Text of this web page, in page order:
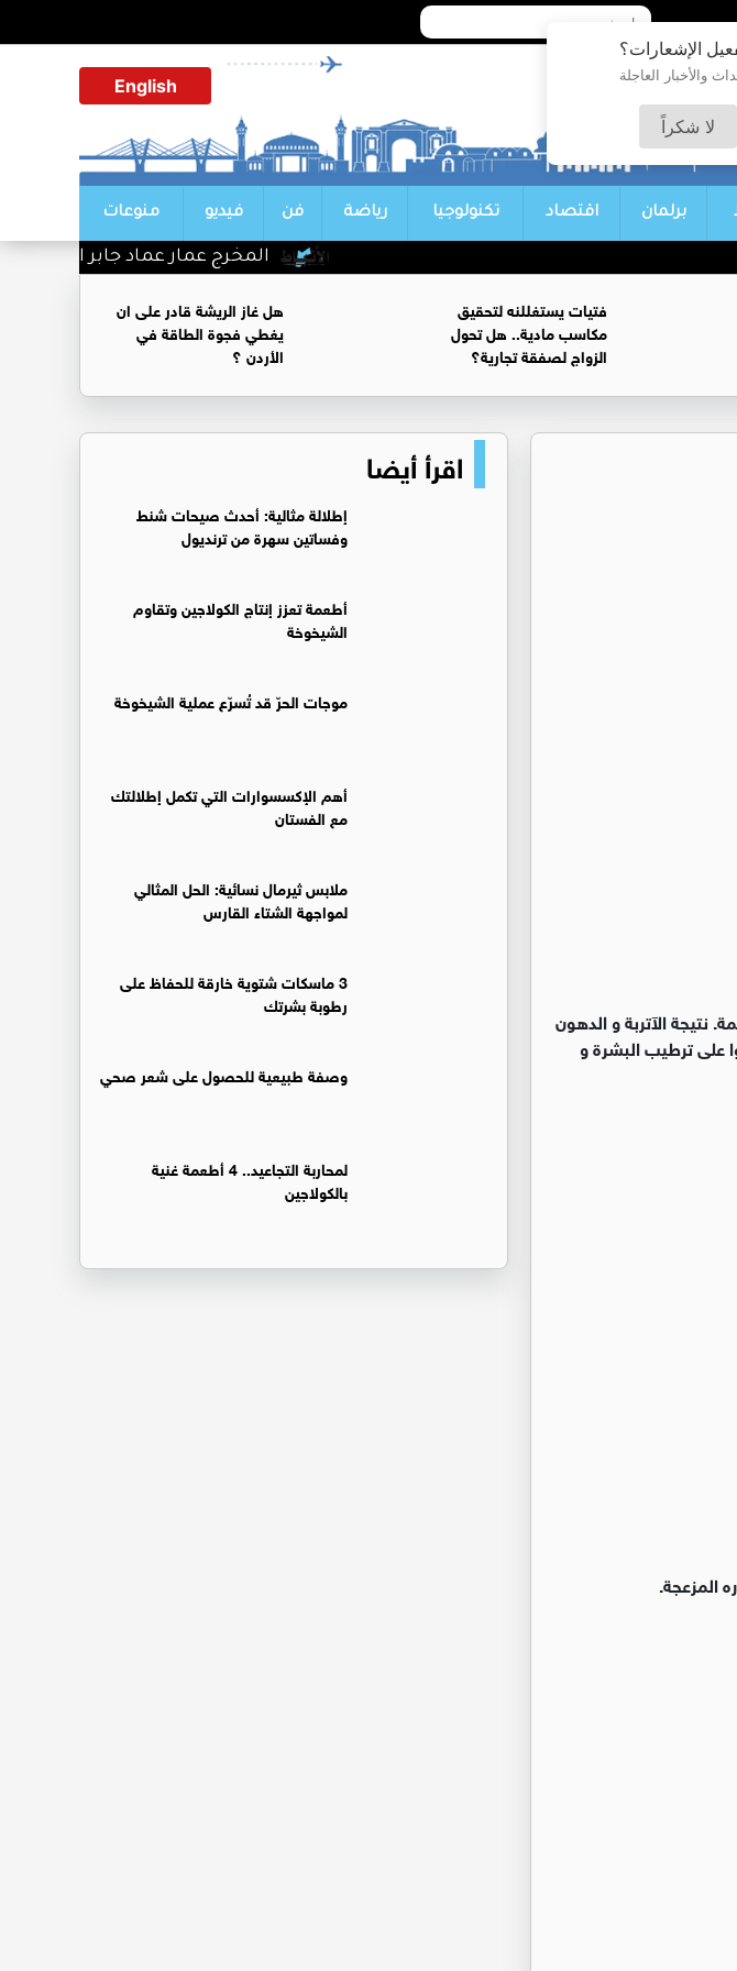
الإشعارات؟
والأخبار العاجلة
لا شكراً
English
برلمان اقتصاد تكنولوجيا رياضة فن فيديو منوعات
المخرج عمار عماد جابر الف مبروك
فتيات يستغللنه لتحقيق
مكاسب مادية.. هل تحول
الزواج لصفقة تجارية؟
هل غاز الريشة قادر على ان
يغطي فجوة الطاقة في
الأردن ؟
نتيجة الآتربة و الدهون
على ترطيب البشرة و
اقرأ أيضا
إطلالة مثالية: أحدث صيحات شنط
وفساتين سهرة من ترنديول
أطعمة تعزز إنتاج الكولاجين وتقاوم
الشيخوخة
موجات الحرّ قد تُسرّع عملية الشيخوخة
أهم الإكسسوارات التي تكمل إطلالتك
مع الفستان
ملابس ثيرمال نسائية: الحل المثالي
لمواجهة الشتاء القارس
3 ماسكات شتوية خارقة للحفاظ على
رطوبة بشرتك
وصفة طبيعية للحصول على شعر صحي
لمحاربة التجاعيد.. 4 أطعمة غنية
بالكولاجين